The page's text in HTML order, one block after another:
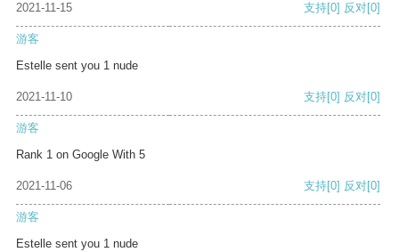
2021-11-15 支持[0] 反对[0]
游客
Estelle sent you 1 nude
2021-11-10 支持[0] 反对[0]
游客
Rank 1 on Google With 5
2021-11-06 支持[0] 反对[0]
游客
Estelle sent you 1 nude